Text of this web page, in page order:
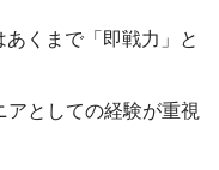
くまで「即戦力」と
としての経験が重視